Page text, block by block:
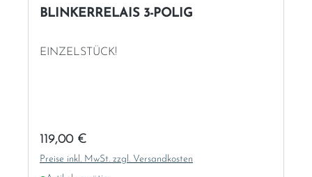
BLINKERRELAIS 3-POLIG
EINZELSTÜCK!
Regulärer Preis:
119,00 €
Preise inkl. MwSt. zzgl. Versandkosten